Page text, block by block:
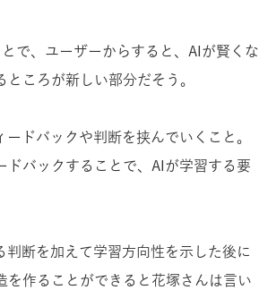
で、ユーザーからすると、AIが賢くな
ころが新しい部分だそう。
ドバックや判断を挟んでいくこと。
バックすることで、AIが学習する要
断を加えて学習方向性を示した後に
作ることができると花塚さんは言い